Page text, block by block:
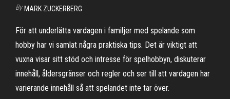
By MARK ZUCKERBERG
För att underlätta vardagen i familjer med spelande som
hobby har vi samlat några praktiska tips. Det är viktigt att
vuxna visar sitt stöd och intresse för spelhobbyn, diskuterar
innehåll, åldersgränser och regler och ser till att vardagen har
varierande innehåll så att spelandet inte tar över.